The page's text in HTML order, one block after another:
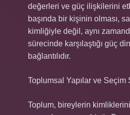
değerleri ve güç ilişkilerini
başında bir kişinin olması,
kimliğiyle değil, aynı
sürecinde karşılaştığı güç
bağlantılıdır.
Toplumsal Yapılar ve Seçim
Toplum, bireylerin